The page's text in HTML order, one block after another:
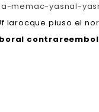
memac-yasnal-
piuso el